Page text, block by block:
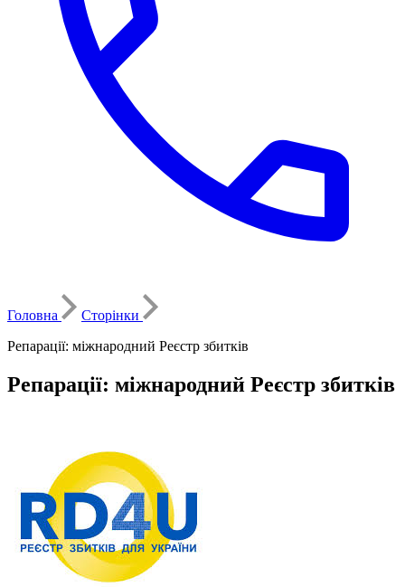
Головна
Сторінки
Репарації: міжнародний Реєстр збитків
Репарації: міжнародний Реєстр збитків